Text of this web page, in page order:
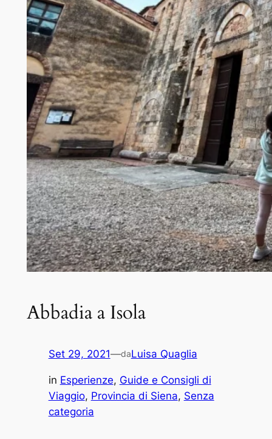
Abbadia a Isola
Set 29, 2021—daLuisa Quaglia
in Esperienze, Guide e Consigli di
Viaggio, Provincia di Siena, Senza
categoria